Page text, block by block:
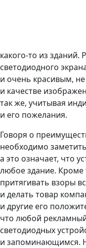
какого-то из зданий.
светодиодного
и очень красивым,
и качестве
так же, учитывая
и его пожелания.
Говоря о
необходимо
а это означает, что
любое здание. Кроме
притягивать взоры
и делать товар
и другие его
что любой
светодиодных
и запоминающимся.